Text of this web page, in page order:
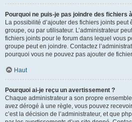
Pourquoi ne puis-je pas joindre des fichiers
La possibilité d’ajouter des fichiers joints peut
groupe, ou par utilisateur. L’administrateur
fichiers joints pour le forum dans lequel vous
groupe peut en joindre. Contactez
pourquoi vous ne pouvez pas ajouter de
Haut
Pourquoi ai-je reçu un avertissement ?
Chaque administrateur a son propre
avez dérogé à une règle, vous pouvez
c’est la décision de l’administrateur, et que